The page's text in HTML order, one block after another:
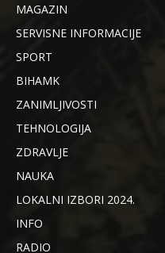
MAGAZIN
SERVISNE INFORMACIJE
SPORT
BIHAMK
ZANIMLJIVOSTI
TEHNOLOGIJA
ZDRAVLJE
NAUKA
LOKALNI IZBORI 2024.
INFO
RADIO